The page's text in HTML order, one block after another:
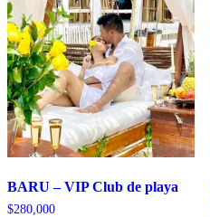
BARU – VIP Club de playa
$280,000